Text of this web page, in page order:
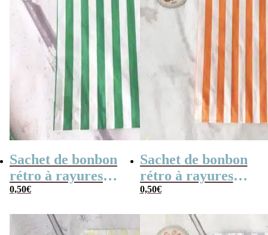
Sachet de bonbon
rétro à rayures
vertes et blanches
0,50€
Sachet de bonbon
rétro à rayures
oranges et
0,50€